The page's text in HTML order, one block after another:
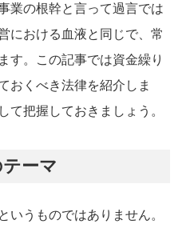
業の根幹と言って過言では
における血液と同じで、常
す。この記事では資金繰り
おくべき法律を紹介しま
て把握しておきましょう。
ーマ
いうものではありません。